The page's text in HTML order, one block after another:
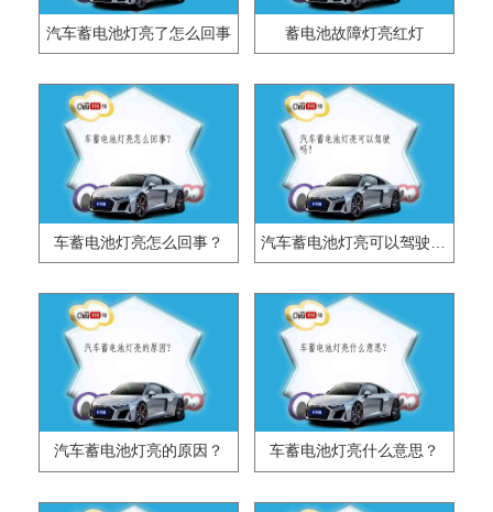
汽车蓄电池灯亮了怎么回事 蓄电池故障灯亮红灯
车蓄电池灯亮怎么回事？
汽车蓄电池灯亮的原因？ 车蓄电池灯亮什么意思？